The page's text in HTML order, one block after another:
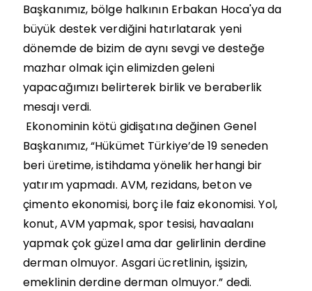
Başkanımız, bölge halkının Erbakan Hoca'ya da
büyük destek verdiğini hatırlatarak yeni
dönemde de bizim de aynı sevgi ve desteğe
mazhar olmak için elimizden geleni
yapacağımızı belirterek birlik ve beraberlik
mesajı verdi.
Ekonominin kötü gidişatına değinen Genel
Başkanımız, “Hükümet Türkiye’de 19 seneden
beri üretime, istihdama yönelik herhangi bir
yatırım yapmadı. AVM, rezidans, beton ve
çimento ekonomisi, borç ile faiz ekonomisi. Yol,
konut, AVM yapmak, spor tesisi, havaalanı
yapmak çok güzel ama dar gelirlinin derdine
derman olmuyor. Asgari ücretlinin, işsizin,
emeklinin derdine derman olmuyor.” dedi.